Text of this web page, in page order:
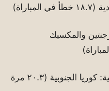
والمكسيك
الأكثر فوزاً بالالتحامات الهوائية: كوريا الجنوبية (٢٠.٣ مرة